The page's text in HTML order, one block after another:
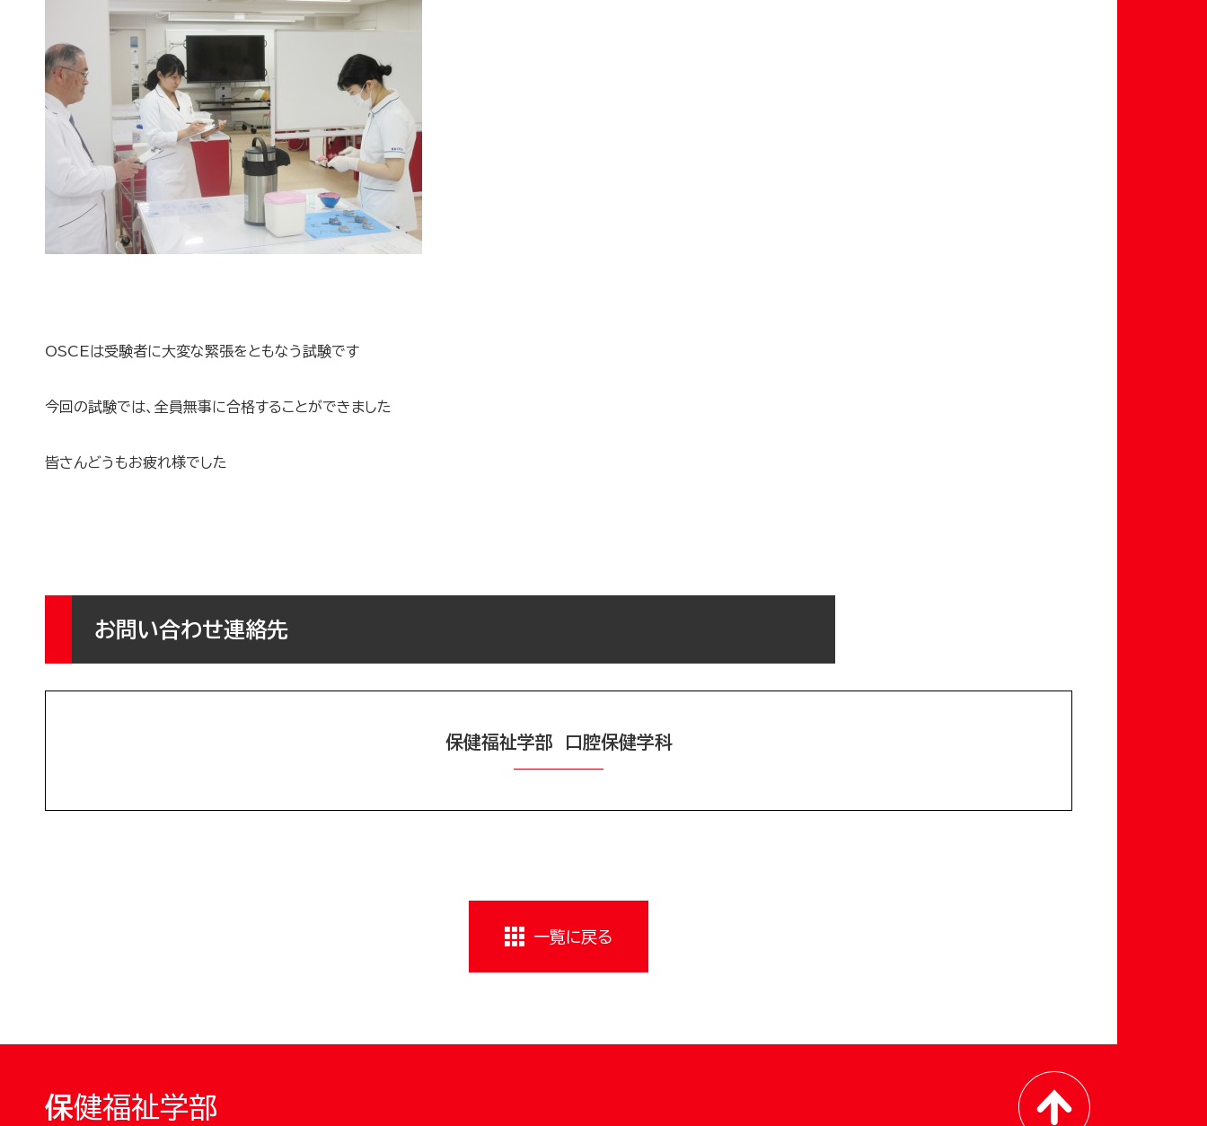
OSCEは受験者に大変な緊張をともなう試験です
今回の試験では、全員無事に合格することができました
皆さんどうもお疲れ様でした
お問い合わせ連絡先
保健福祉学部 口腔保健学科
一覧に戻る
保健福祉学部